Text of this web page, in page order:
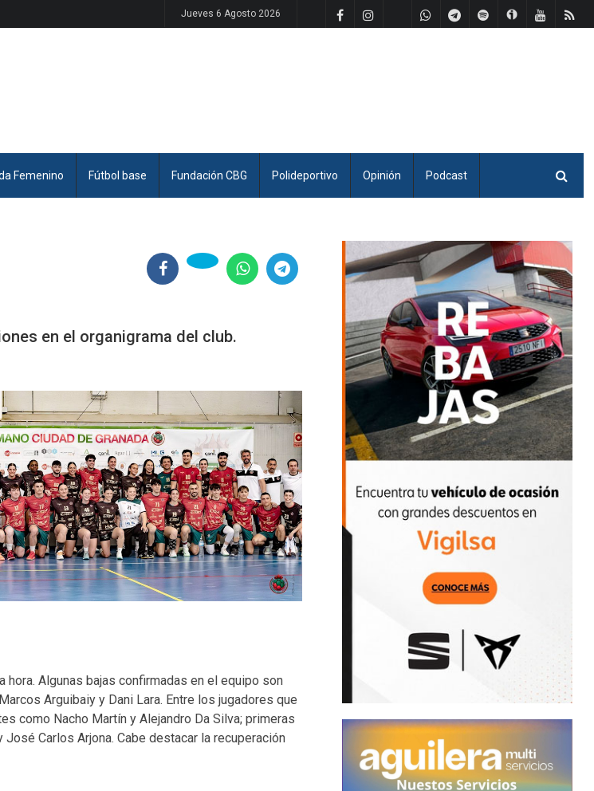
Jueves 6 Agosto 2026
Femenino Fútbol base Fundación CBG Polideportivo Opinión Podcast
en el organigrama del club.
Algunas bajas confirmadas en el equipo son
Arguibaiy y Dani Lara. Entre los jugadores que
como Nacho Martín y Alejandro Da Silva; primeras
Carlos Arjona. Cabe destacar la recuperación